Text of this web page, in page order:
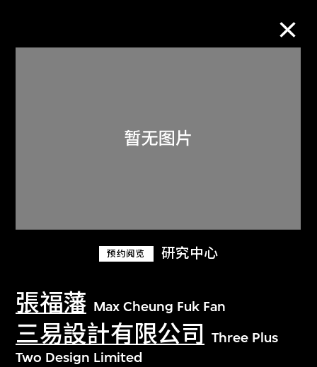
预约阅览 研究中心
張福藩 Max Cheung Fuk Fan
三易設計有限公司
Three Plus
Two Design Limited
关于M+藏品
探索世界顶级的二十及二十一世纪视觉
文化藏品。